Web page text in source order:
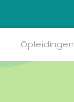
Opleidingen